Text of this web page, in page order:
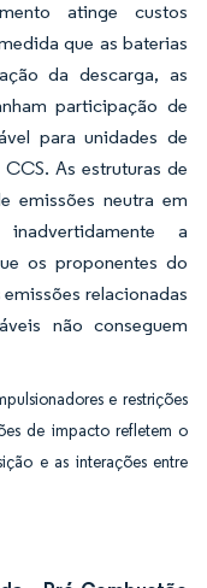
atinge custos
que as baterias
da descarga, as
participação de
para unidades de
As estruturas de
emissões neutra em
a
os proponentes do
relacionadas
não conseguem
e restrições
de impacto refletem o
e as interações entre